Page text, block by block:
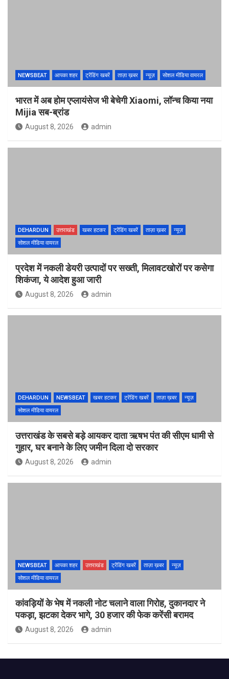
NEWSBEAT आपका शहर ट्रेंडिंग खबरें ताज़ा ख़बर न्यूज़ सोशल मीडिया वायरल
भारत में अब होम एप्लायंसेज भी बेचेगी Xiaomi, लॉन्च किया नया
Mijia सब-ब्रांड
August 8, 2026 admin
DEHARDUN उत्तराखंड खबर हटकर ट्रेंडिंग खबरें ताज़ा ख़बर
न्यूज़
सोशल मीडिया वायरल
प्रदेश में नकली डेयरी उत्पादों पर सख्ती, मिलावटखोरों पर कसेगा
शिकंजा, ये आदेश हुआ जारी
August 8, 2026 admin
DEHARDUN NEWSBEAT खबर हटकर ट्रेंडिंग खबरें ताज़ा ख़बर
न्यूज़
सोशल मीडिया वायरल
उत्तराखंड के सबसे बड़े आयकर दाता ऋषभ पंत की सीएम धामी से
गुहार, घर बनाने के लिए जमीन दिला दो सरकार
August 8, 2026 admin
NEWSBEAT आपका शहर उत्तराखंड ट्रेंडिंग खबरें ताज़ा ख़बर
न्यूज़
सोशल मीडिया वायरल
कांवड़ियों के भेष में नकली नोट चलाने वाला गिरोह, दुकानदार ने
पकड़ा, झटका देकर भागे, 30 हजार की फेक करेंसी बरामद
August 8, 2026 admin